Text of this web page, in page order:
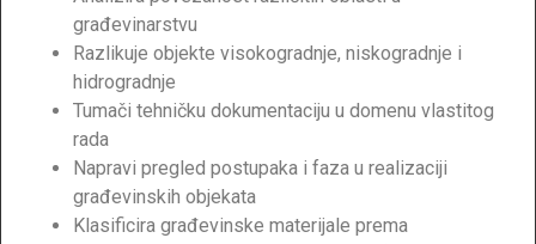
građevinarstvu
Razlikuje objekte visokogradnje, niskogradnje i
hidrogradnje
Tumači tehničku dokumentaciju u domenu vlastitog
rada
Napravi pregled postupaka i faza u realizaciji
građevinskih objekata
Klasificira građevinske materijale prema